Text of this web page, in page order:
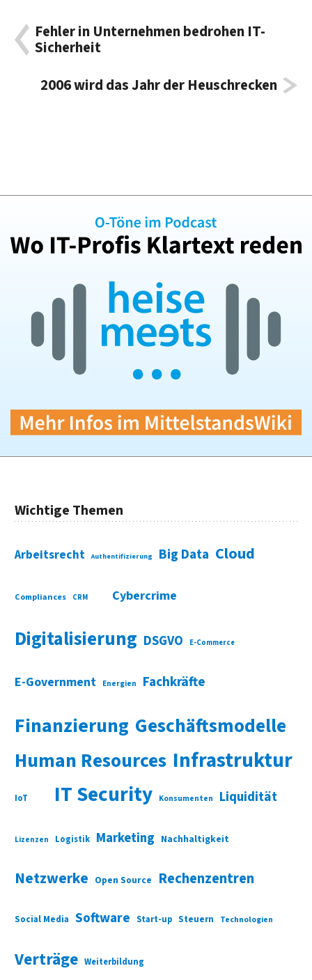
Fehler in Unternehmen bedrohen IT-
Sicherheit
2006 wird das Jahr der Heuschrecken
Wichtige Themen
Arbeitsrecht Authentifizierung Big Data Cloud
Compliances CRM Cybercrime
Digitalisierung DSGVO E-Commerce
E-Government Energien Fachkräfte
Finanzierung Geschäftsmodelle
Human Resources Infrastruktur
IoT IT Security Konsumenten Liquidität
Lizenzen Logistik Marketing Nachhaltigkeit
Netzwerke Open Source Rechenzentren
Social Media Software Start-up Steuern Technologien
Verträge Weiterbildung